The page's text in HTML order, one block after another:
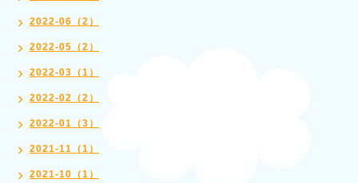
2022-06（2）
2022-05（2）
2022-03（1）
2022-02（2）
2022-01（3）
2021-11（1）
2021-10（1）